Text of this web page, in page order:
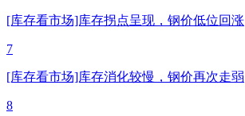
[库存看市场]库存拐点呈现，钢价低位回涨
7
[库存看市场]库存消化较慢，钢价再次走弱
8